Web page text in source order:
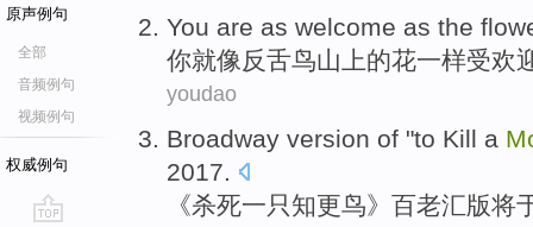
原声例句
全部
音频例句
视频例句
权威例句
You are as welcome as the
你就像 反舌鸟山上的花一样受欢
youdao
Broadway version of "to Kill a
2017.
《杀死一 只 知更鸟》 百老汇版将